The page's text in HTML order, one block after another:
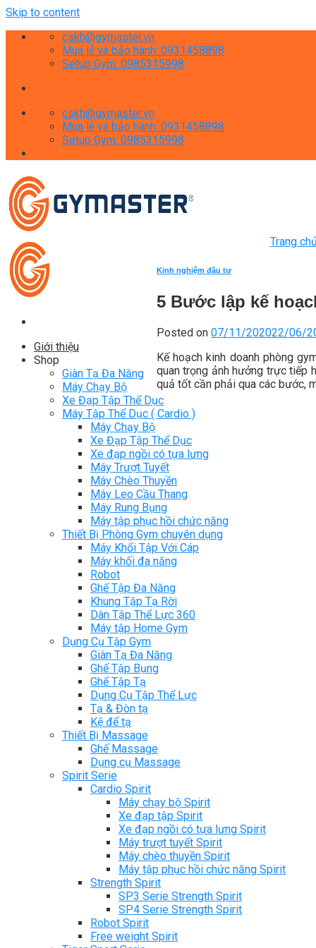
Skip to content
cskh@gymaster.vn
Mua lẻ và bảo hành: 0931458898
Setup Gym: 0985315998
cskh@gymaster.vn
Mua lẻ và bảo hành: 0931458898
Setup Gym: 0985315998
Giới thiệu
Shop
Giàn Tạ Đa Năng
Máy Chạy Bộ
Xe Đạp Tập Thể Dục
Máy Tập Thể Dục ( Cardio )
Máy Chạy Bộ
Xe Đạp Tập Thể Dục
Xe đạp ngồi có tựa lưng
Máy Trượt Tuyết
Máy Chèo Thuyền
Máy Leo Cầu Thang
Máy Rung Bụng
Máy tập phục hồi chức năng
Thiết Bị Phòng Gym chuyên dụng
Máy Khối Tập Với Cáp
Máy khối đa năng
Robot
Ghế Tập Đa Năng
Khung Tập Tạ Rời
Dàn Tập Thể Lực 360
Máy tập Home Gym
Dụng Cụ Tập Gym
Giàn Tạ Đa Năng
Ghế Tập Bụng
Ghế Tập Tạ
Dụng Cụ Tập Thể Lực
Tạ & Đòn tạ
Kệ để tạ
Thiết Bị Massage
Ghế Massage
Dụng cụ Massage
Spirit Serie
Cardio Spirit
Máy chạy bộ Spirit
Xe đạp tập Spirit
Xe đạp ngồi có tựa lưng Spirit
Máy trượt tuyết Spirit
Máy chèo thuyền Spirit
Máy tập phục hồi chức năng Spirit
Strength Spirit
SP3 Serie Strength Spirit
SP4 Serie Strength Spirit
Robot Spirit
Free weight Spirit
Trang chủ
Kinh nghiệm đầu tư
5 Bước lập kế
Posted on 07/11/202022/06/
Kế hoạch kinh doanh phòng
quan trọng ảnh hưởng trực tiếp
quả tốt cần phải qua các bước,